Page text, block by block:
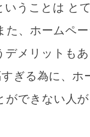
いうことは と
た、ホームペ
デメリットも
ぎる為に、ホ
ができない人